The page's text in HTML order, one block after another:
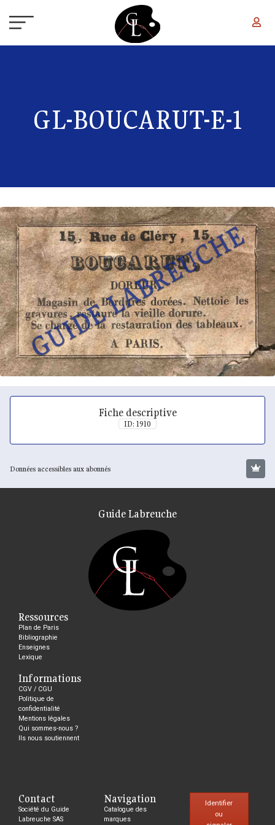
GL-BOUCARUT-E-1
Fiche descriptive
ID: 1910
Données accessibles aux abonnés
Guide Labreuche
Ressources
Plan de Paris
Bibliographie
Enseignes
Lexique
Informations
CGV / CGU
Politique de
confidentialité
Mentions légales
Qui sommes-nous ?
Ils nous soutiennent
Contact
Société du Guide
Labreuche SAS
Navigation
Catalogue des
marques
Identifier
ou